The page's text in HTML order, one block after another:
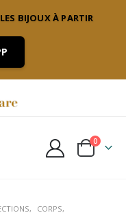
BIJOUX À PARTIR
0
, CORPS,